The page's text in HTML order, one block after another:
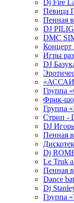
Dj Fire
Пенная
DJ
DMC
Игры
DJ
Группа
Фрик-
Группа
Стрип -
DJ
Пенная
Dj
Le Truk
Пенная
Dance
Dj
Группа